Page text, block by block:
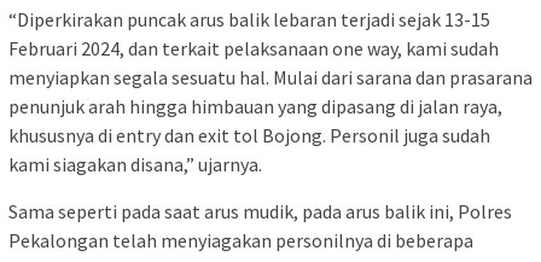
“Diperkirakan puncak arus balik lebaran terjadi sejak 13-15
Februari 2024, dan terkait pelaksanaan one way, kami sudah
menyiapkan segala sesuatu hal. Mulai dari sarana dan prasarana
penunjuk arah hingga himbauan yang dipasang di jalan raya,
khususnya di entry dan exit tol Bojong. Personil juga sudah
kami siagakan disana,” ujarnya.
Sama seperti pada saat arus mudik, pada arus balik ini, Polres
Pekalongan telah menyiagakan personilnya di beberapa